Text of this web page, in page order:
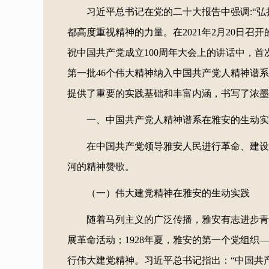
习近平总书记在党的二十大报告中强调:“
都高度重视精神的力量。在2021年2月20日召
祝中国共产党成立100周年大会上的讲话中，
第一批46个伟大精神纳入中国共产党人精神谱
提供了重要的实践基础和丰富内涵，书写了浓
一、中国共产党人精神谱系在雅安的生动
在中国共产党领导雅安人民进行革命、建
河的精神赞歌。
（一）伟大建党精神在雅安的生动实践
随着马列主义的广泛传播，雅安有志进步
展革命活动；1928年夏，雅安的第一个党组
行伟大建党精神。习近平总书记指出：“中国